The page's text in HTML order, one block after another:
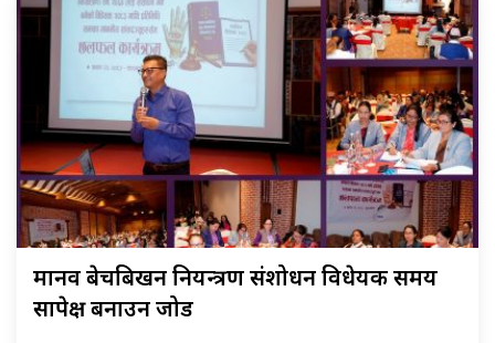
मानव बेचबिखन नियन्त्रण संशोधन विधेयक समय
सापेक्ष बनाउन जोड